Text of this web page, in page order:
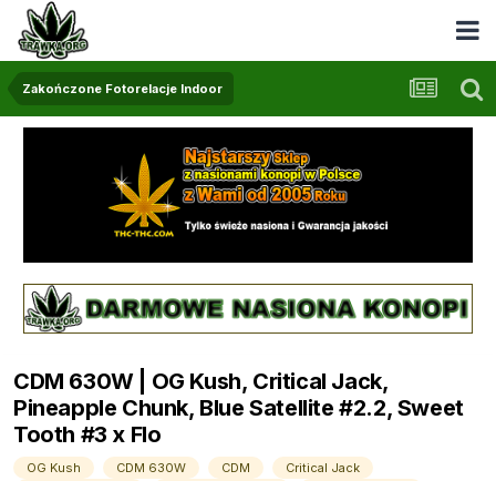
Zakończone Fotorelacje Indoor
CDM 630W | OG Kush, Critical Jack,
Pineapple Chunk, Blue Satellite #2.2, Sweet
Tooth #3 x Flo
OG Kush CDM 630W CDM
Critical Jack